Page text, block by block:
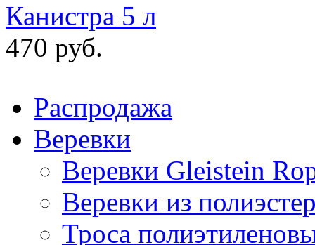
Канистра 5 л
470 руб.
Распродажа
Веревки
Веревки Gleistein
Веревки из
Троса